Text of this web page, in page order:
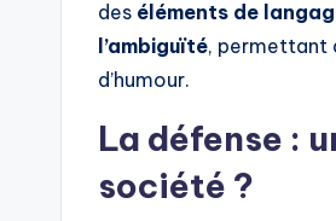
des éléments de
l’ambiguïté, permettant
d’humour.
La défense :
société ?